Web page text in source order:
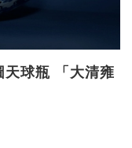
球瓶 「大清雍